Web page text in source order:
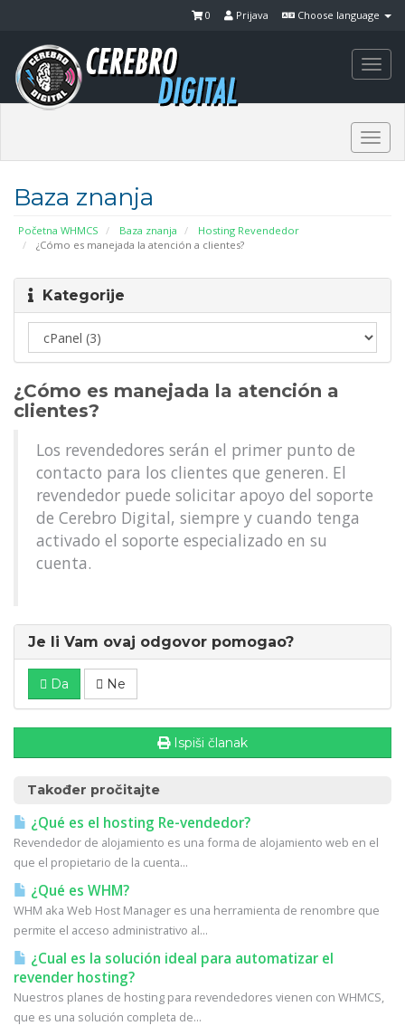
Choose language
Prijava
0
Baza znanja
Početna WHMCS Baza znanja
Hosting Revendedor
¿Cómo es manejada la atención a clientes?
Kategorije
¿Cómo es manejada la atención a
clientes?
Los revendedores serán el primer punto de
contacto para los clientes que generen. El
revendedor puede solicitar apoyo del soporte
de Cerebro Digital, siempre y cuando tenga
activado el soporte especializado en su
cuenta.
Je li Vam ovaj odgovor pomogao?
Da Ne
Ispiši članak
Također pročitajte
¿Qué es el hosting Re-vendedor?
Revendedor de alojamiento es una forma de alojamiento web en el
que el propietario de la cuenta...
¿Qué es WHM?
WHM aka Web Host Manager es una herramienta de renombre que
permite el acceso administrativo al...
¿Cual es la solución ideal para automatizar el
revender hosting?
Nuestros planes de hosting para revendedores vienen con WHMCS,
que es una solución completa de...